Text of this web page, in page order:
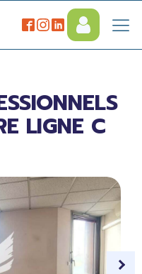
LIGNE C